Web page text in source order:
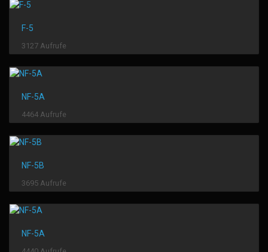
F-5
3127 Aufrufe
NF-5A
4464 Aufrufe
NF-5B
3695 Aufrufe
NF-5A